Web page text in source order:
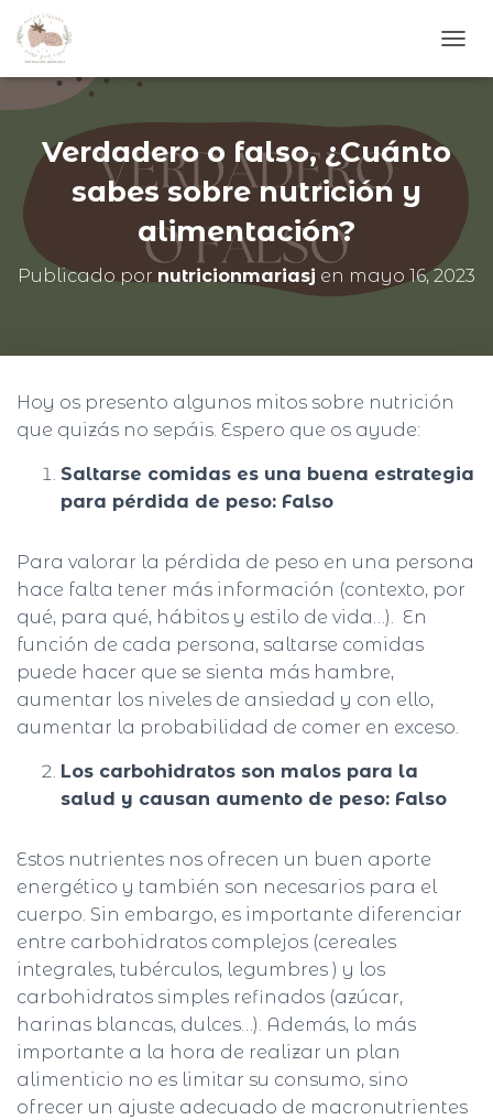
A
A
O
D
O
D
I
Verdadero o falso, ¿Cuánto
sabes sobre nutrición y
alimentación?
Publicado por nutricionmariasj en mayo 16, 2023
Hoy os presento algunos mitos sobre nutrición
que quizás no sepáis. Espero que os ayude:
Saltarse comidas es una buena estrategia
para pérdida de peso: Falso
Para valorar la pérdida de peso en una persona
hace falta tener más información (contexto, por
qué, para qué, hábitos y estilo de vida…). En
función de cada persona, saltarse comidas
puede hacer que se sienta más hambre,
aumentar los niveles de ansiedad y con ello,
aumentar la probabilidad de comer en exceso.
Los carbohidratos son malos para la
salud y causan aumento de peso: Falso
Estos nutrientes nos ofrecen un buen aporte
energético y también son necesarios para el
cuerpo. Sin embargo, es importante diferenciar
entre carbohidratos complejos (cereales
integrales, tubérculos, legumbres ) y los
carbohidratos simples refinados (azúcar,
harinas blancas, dulces…). Además, lo más
importante a la hora de realizar un plan
alimenticio no es limitar su consumo, sino
ofrecer un ajuste adecuado de macronutrientes